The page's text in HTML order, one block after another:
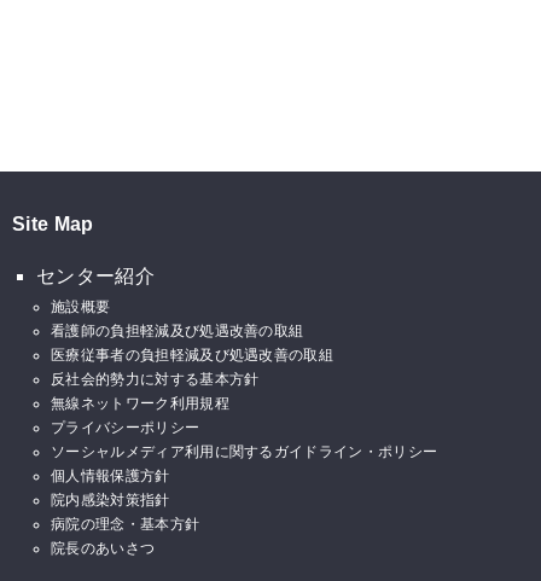
Site Map
センター紹介
施設概要
看護師の負担軽減及び処遇改善の取組
医療従事者の負担軽減及び処遇改善の取組
反社会的勢力に対する基本方針
無線ネットワーク利用規程
プライバシーポリシー
ソーシャルメディア利用に関するガイドライン・ポリシー
個人情報保護方針
院内感染対策指針
病院の理念・基本方針
院長のあいさつ